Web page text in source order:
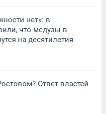
нет»: в
что медузы в
на десятилетия
Ответ властей